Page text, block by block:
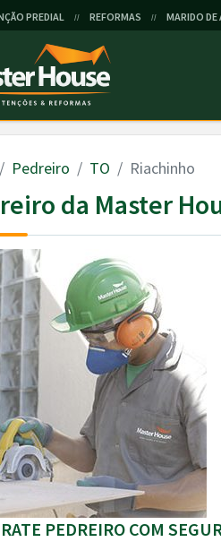
PREDIAL // REFORMAS // MARIDO DE
Pedreiro TO Riachinho
da Master
PEDREIRO COM